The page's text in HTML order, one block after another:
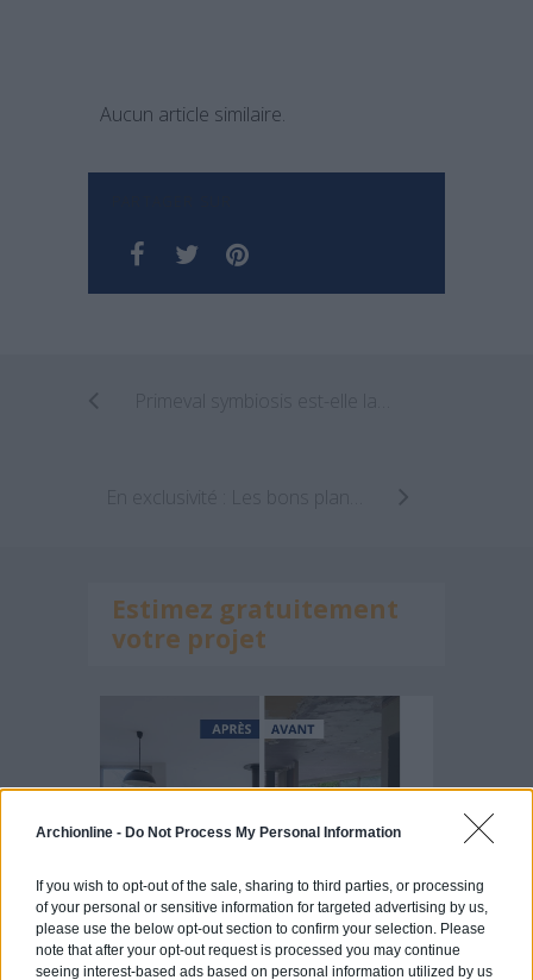
Archionline - Do Not Process My Personal Information
If you wish to opt-out of the sale, sharing to third parties, or processing
of your personal or sensitive information for targeted advertising by us,
please use the below opt-out section to confirm your selection. Please
note that after your opt-out request is processed you may continue
seeing interest-based ads based on personal information utilized by us
Aucun article similaire.
Estimez gratuitement
votre projet